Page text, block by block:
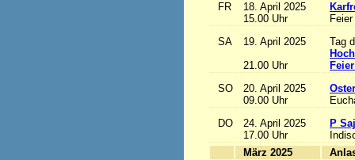
FR
18. April 2025
15.00 Uhr
SA
19. April 2025
21.00 Uhr
Tag
SO
20. April 2025
09.00 Uhr
DO
24. April 2025
17.00 Uhr
P
März 2025